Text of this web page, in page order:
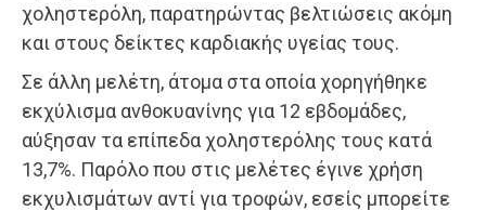
χοληστερόλη, παρατηρώντας βελτιώσεις ακόμη
και στους δείκτες καρδιακής υγείας τους.
Σε άλλη μελέτη, άτομα στα οποία χορηγήθηκε
εκχύλισμα ανθοκυανίνης για 12 εβδομάδες,
αύξησαν τα επίπεδα χοληστερόλης τους κατά
13,7%. Παρόλο που στις μελέτες έγινε χρήση
εκχυλισμάτων αντί για τροφών, εσείς μπορείτε